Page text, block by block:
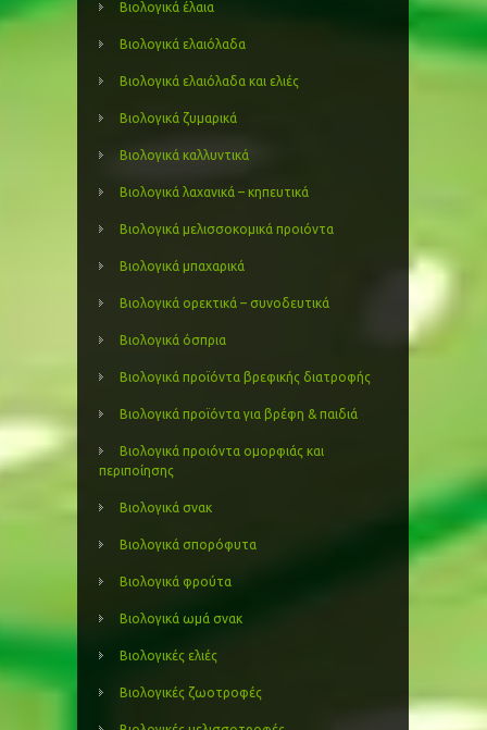
Βιολογικά έλαια
Βιολογικά ελαιόλαδα
Βιολογικά ελαιόλαδα και ελιές
Βιολογικά ζυμαρικά
Βιολογικά καλλυντικά
Βιολογικά λαχανικά – κηπευτικά
Βιολογικά μελισσοκομικά προιόντα
Βιολογικά μπαχαρικά
Βιολογικά ορεκτικά – συνοδευτικά
Βιολογικά όσπρια
Βιολογικά προϊόντα βρεφικής διατροφής
Βιολογικά προϊόντα για βρέφη & παιδιά
Βιολογικά προιόντα ομορφιάς και
περιποίησης
Βιολογικά σνακ
Βιολογικά σπορόφυτα
Βιολογικά φρούτα
Βιολογικά ωμά σνακ
Βιολογικές ελιές
Βιολογικές ζωοτροφές